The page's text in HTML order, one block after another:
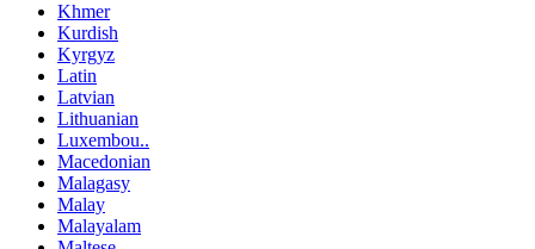
Khmer
Kurdish
Kyrgyz
Latin
Latvian
Lithuanian
Luxembou..
Macedonian
Malagasy
Malay
Malayalam